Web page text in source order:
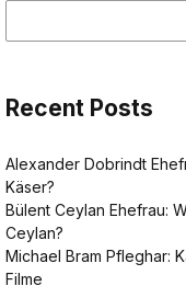
Recent Posts
Alexander Dobrindt
Käser?
Bülent Ceylan Ehefrau:
Ceylan?
Michael Bram Pfleghar:
Filme